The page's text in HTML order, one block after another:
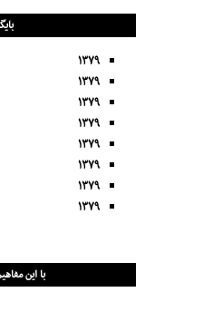
۱۳۷۹
۱۳۷۹
۱۳۷۹
۱۳۷۹
۱۳۷۹
۱۳۷۹
۱۳۷۹
۱۳۷۹
با این